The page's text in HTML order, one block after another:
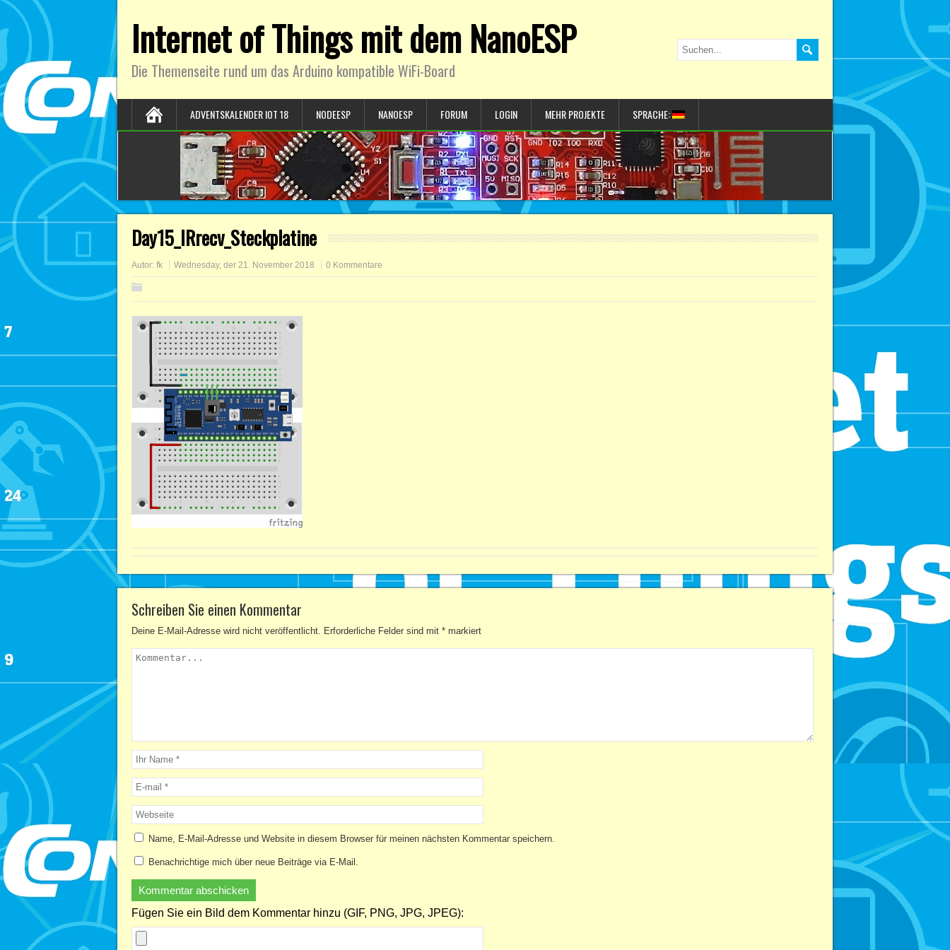
Internet of Things mit dem NanoESP
Die Themenseite rund um das Arduino kompatible WiFi-Board
ADVENTSKALENDER IOT 18 NODEESP NANOESP FORUM LOGIN MEHR PROJEKTE SPRACHE:
Day15_IRrecv_Steckplatine
Autor: fk Wednesday, der 21. November 2018 0 Kommentare
Schreiben Sie einen Kommentar
Deine E-Mail-Adresse wird nicht veröffentlicht. Erforderliche Felder sind mit * markiert
Name, E-Mail-Adresse und Website in diesem Browser für meinen nächsten Kommentar speichern.
Benachrichtige mich über neue Beiträge via E-Mail.
Fügen Sie ein Bild dem Kommentar hinzu (GIF, PNG, JPG, JPEG):